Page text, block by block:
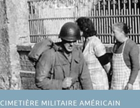
CIMETIÈRE MILITAIRE AMÉRICAIN